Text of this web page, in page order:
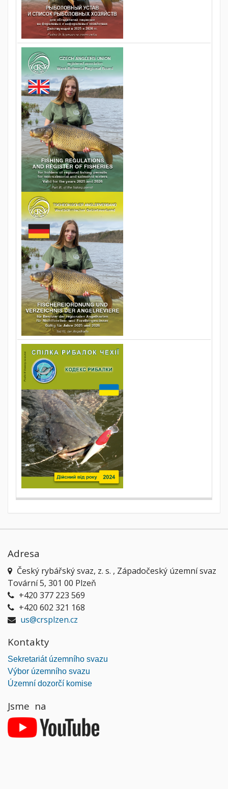
Adresa
Český rybářský svaz, z. s. , Západočeský územní svaz
Tovární 5, 301 00 Plzeň
+420 377 223 569
+420 602 321 168
us@crsplzen.cz
Kontakty
Sekretariát územního svazu
Výbor územního svazu
Územní dozorčí komise
Jsme na